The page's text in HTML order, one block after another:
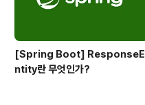
[Spring Boot] ResponseE
ntity란 무엇인가?